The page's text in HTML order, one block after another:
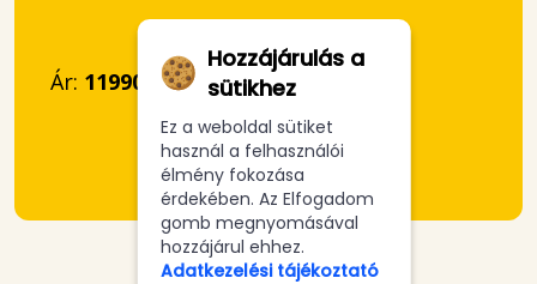
Ár: 11990 Ft
Hozzájárulás a
sütikhez
Ez a weboldal sütiket
használ a felhasználói
élmény fokozása
érdekében. Az Elfogadom
gomb megnyomásával
hozzájárul ehhez.
Adatkezelési tájékoztató